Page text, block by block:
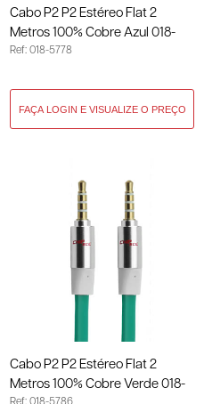
Cabo P2 P2 Estéreo Flat 2
Metros 100% Cobre Azul 018-
5778
Ref: 018-5778
Cabo P2 P2 Estéreo Flat 2
Metros 100% Cobre Verde 018-